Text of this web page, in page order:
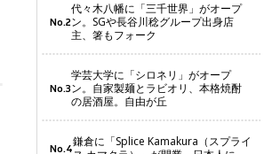
No.2
代々木八幡に「三千世界」がオープ
ン。SGや長谷川稔グループ出身店
主、箸もフォーク
No.3
学芸大学に「シロネリ」がオープ
ン。自家製麺とラビオリ、本格焼酎
の居酒屋。自由が丘
No.4鎌倉に「Splice Kamakura（スプライ